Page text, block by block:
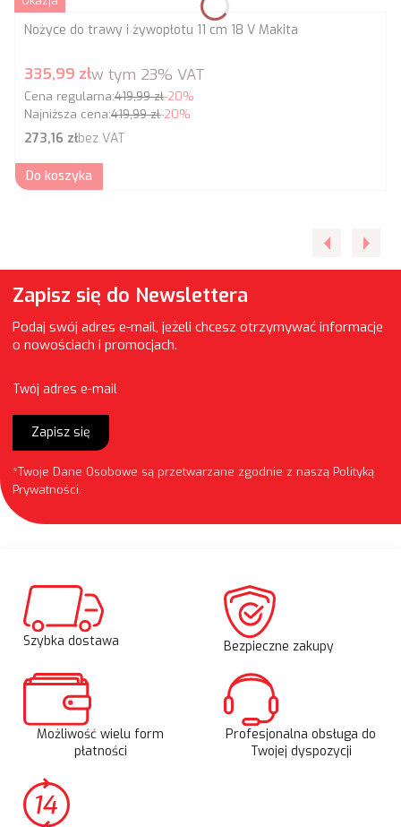
Nożyce do trawy i żywopłotu 11 cm 18 V Makita
Cena promocyjna brutto
335,99 złw tym 23% VAT
Cena regularna:419,99 zł-20%
Najniższa cena:419,99 zł-20%
Cena netto
273,16 złbez VAT
Do koszyka
Zapisz się do Newslettera
Podaj swój adres e-mail, jeżeli chcesz otrzymywać informacje
o nowościach i promocjach.
Twój adres e-mail
Zapisz się
*Twoje Dane Osobowe są przetwarzane zgodnie z naszą Polityką
Prywatności.
Szybka dostawa Bezpieczne zakupy
Możliwość wielu form
płatności
Profesjonalna obsługa do
Twojej dyspozycji